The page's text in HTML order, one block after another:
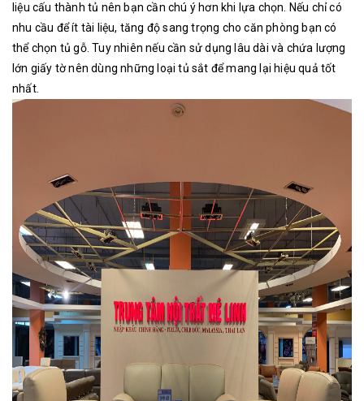
liệu cấu thành tủ nên bạn cần chú ý hơn khi lựa chọn. Nếu chỉ có
nhu cầu để ít tài liệu, tăng độ sang trọng cho căn phòng bạn có
thể chọn tủ gỗ. Tuy nhiên nếu cần sử dụng lâu dài và chứa lượng
lớn giấy tờ nên dùng những loại tủ sắt để mang lại hiệu quả tốt
nhất.